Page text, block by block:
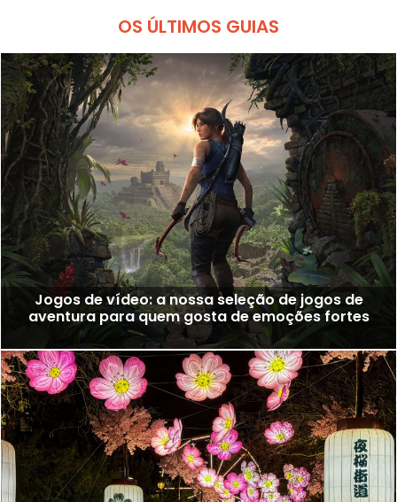
OS ÚLTIMOS GUIAS
Jogos de vídeo: a nossa seleção de jogos de
aventura para quem gosta de emoções fortes